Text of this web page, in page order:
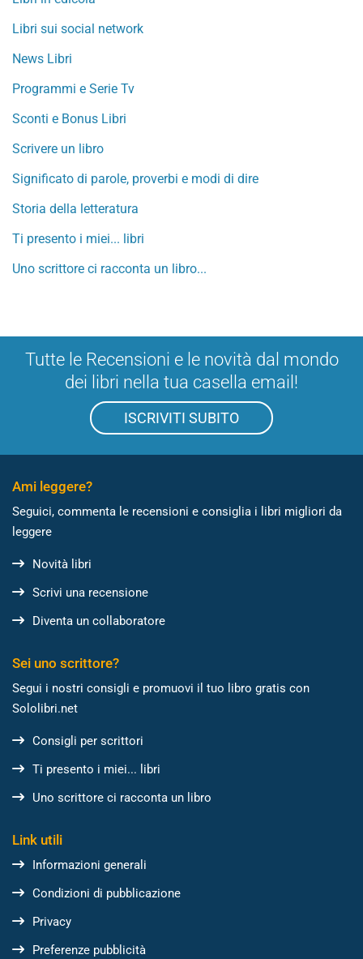
Libri sui social network
News Libri
Programmi e Serie Tv
Sconti e Bonus Libri
Scrivere un libro
Significato di parole, proverbi e modi di dire
Storia della letteratura
Ti presento i miei... libri
Uno scrittore ci racconta un libro...
Tutte le Recensioni e le novità dal mondo
dei libri nella tua casella email!
ISCRIVITI SUBITO
Ami leggere?
Seguici, commenta le recensioni e consiglia i libri migliori da
leggere
Novità libri
Scrivi una recensione
Diventa un collaboratore
Sei uno scrittore?
Segui i nostri consigli e promuovi il tuo libro gratis con
Sololibri.net
Consigli per scrittori
Ti presento i miei... libri
Uno scrittore ci racconta un libro
Link utili
Informazioni generali
Condizioni di pubblicazione
Privacy
Preferenze pubblicità